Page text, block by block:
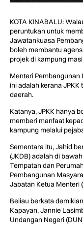
KOTA KINABALU:
peruntukan untuk
Jawatankuasa
boleh membantu
projek di kampung
Menteri Pembangunan
ini adalah kerana
daerah.
Katanya, JPKK hanya
memberi manfaat
kampung melalui
Sementara itu, Jahid
(JKDB) adalah di
Tempatan dan
Pembangunan
Jabatan Ketua Menteri
Beliau berkata
Kapayan, Jannie
Undangan Negeri